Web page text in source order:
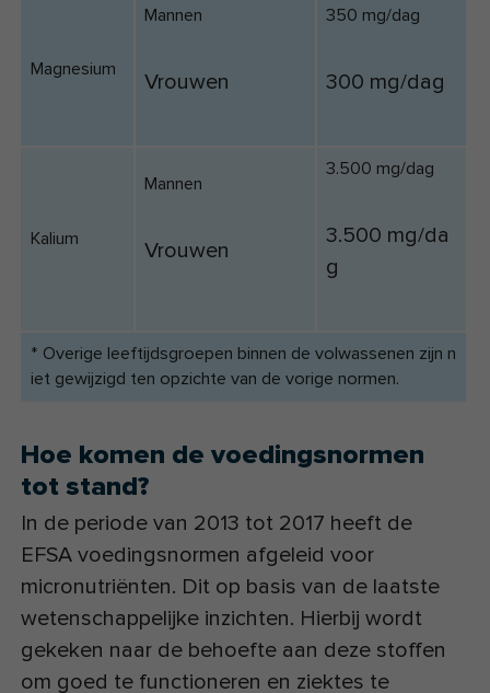
Magnesium
Mannen
Vrouwen
350 mg/dag
300 mg/dag
Kalium
Mannen
Vrouwen
3.500 mg/dag
3.500 mg/da
g
* Overige leeftijdsgroepen binnen de volwassenen zijn n
iet gewijzigd ten opzichte van de vorige normen.
Hoe komen de voedingsnormen
tot stand?
In de periode van 2013 tot 2017 heeft de
EFSA voedingsnormen afgeleid voor
micronutriënten. Dit op basis van de laatste
wetenschappelijke inzichten. Hierbij wordt
gekeken naar de behoefte aan deze stoffen
om goed te functioneren en ziektes te